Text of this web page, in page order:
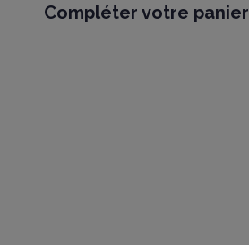
Compléter votre panier